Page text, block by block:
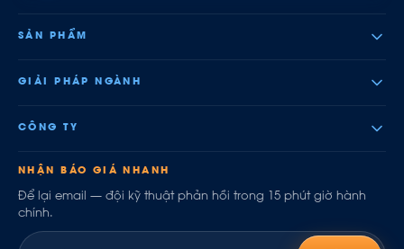
SẢN PHẨM
GIẢI PHÁP NGÀNH
CÔNG TY
NHẬN BÁO GIÁ NHANH
Để lại email — đội kỹ thuật phản hồi trong 15 phút giờ hành
chính.